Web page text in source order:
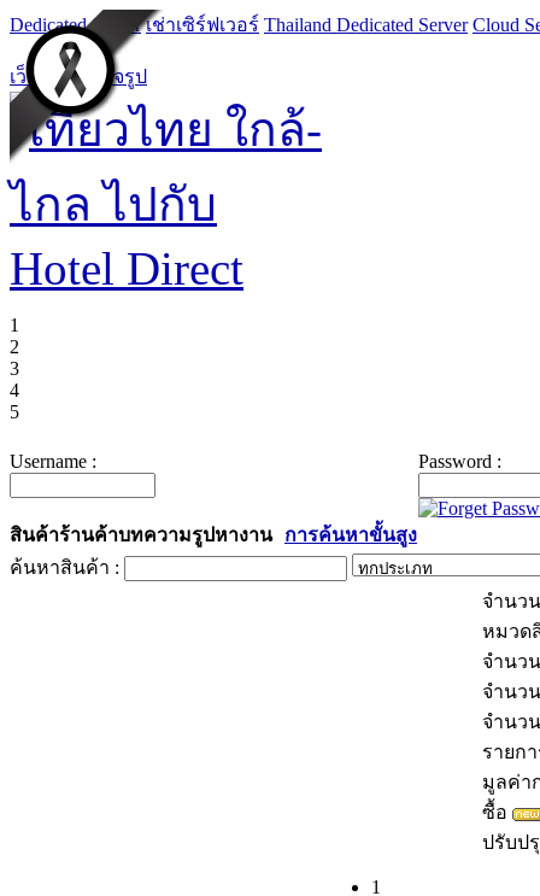
Dedicated Server เช่าเซิร์ฟเวอร์ Thailand Dedicated Server Cloud
เว็บไซต์สำเร็จรูป
1
3
4
5
สินค้าร้านค้าบทความ
ค้นหาสินค้า :
หมวด
จำนว
จำนว
จำนวน
รายก
มูลค่า
ซื้อ
ปรับป